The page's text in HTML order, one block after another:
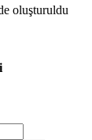
oluşturuldu